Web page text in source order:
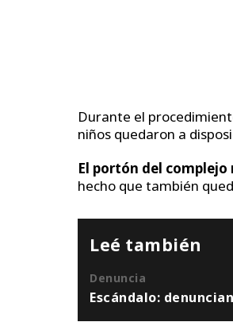
Durante el
niños quedaron a
El portón del
hecho que también
Leé también
Denuncia
Escándalo: